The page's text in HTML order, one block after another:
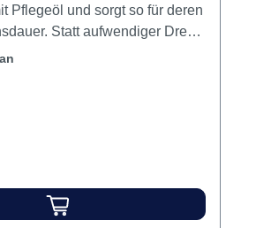
Pflegeöl und sorgt so für deren
Statt aufwendiger Dreh-
bietet STATMATIC™
den Sicherungsring nach
und den Sicherungsring